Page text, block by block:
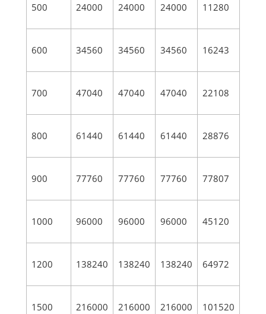
500 24000 24000 24000 11280
600 34560 34560 34560 16243
700 47040 47040 47040 22108
800 61440 61440 61440 28876
900 77760 77760 77760 77807
1000 96000 96000 96000 45120
1200 138240 138240 138240 64972
1500 216000 216000 216000 101520